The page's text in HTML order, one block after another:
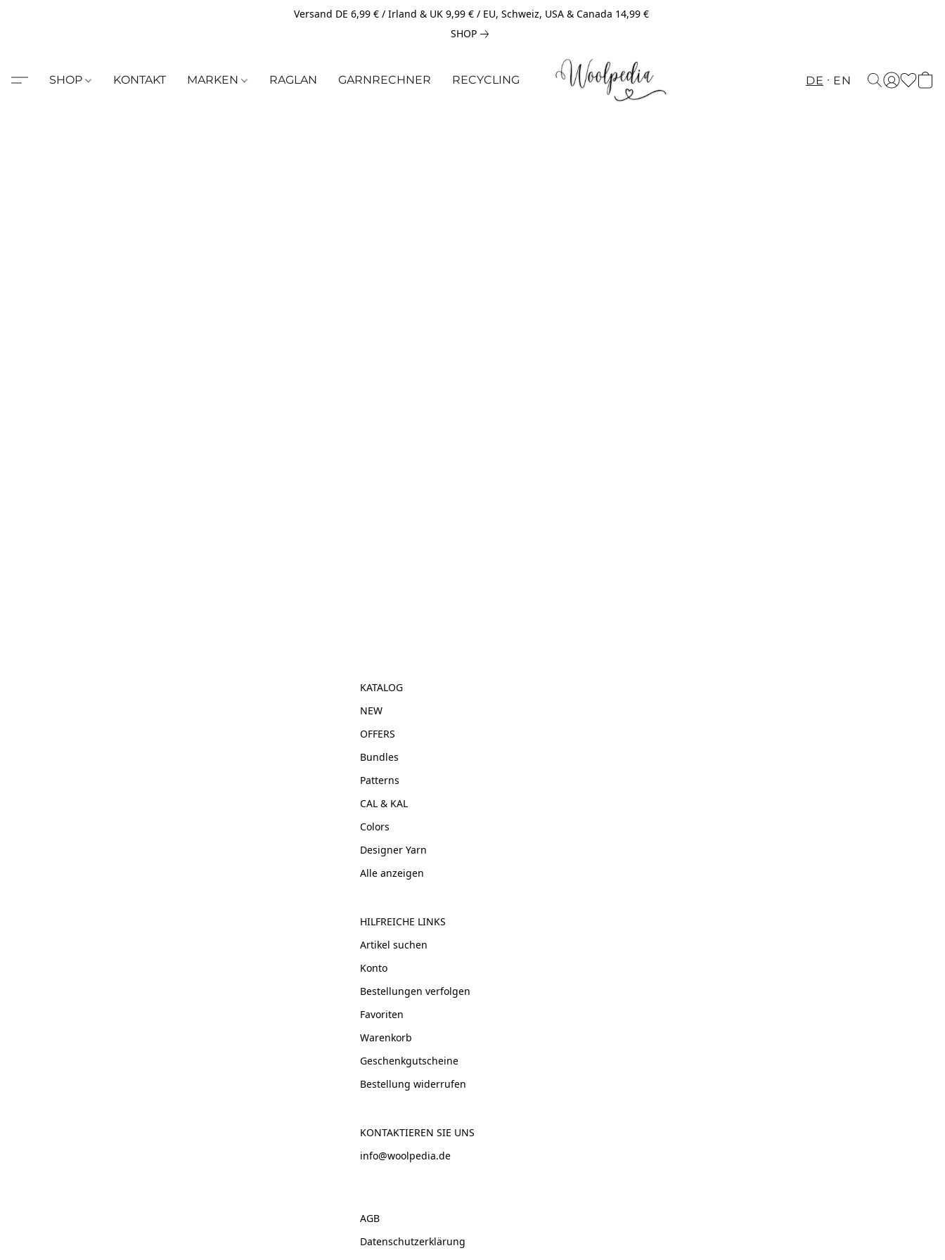
Versand DE 6,99 € / Irland & UK 9,99 € / EU, Schweiz, USA & Canada 14,99 €
SHOP
SHOP KONTAKT MARKEN RAGLAN GARNRECHNER RECYCLING DE EN
KATALOG
NEW
OFFERS
Bundles
Patterns
CAL & KAL
Colors
Designer Yarn
Alle anzeigen
HILFREICHE LINKS
Artikel suchen
Konto
Bestellungen verfolgen
Favoriten
Warenkorb
Geschenkgutscheine
Bestellung widerrufen
KONTAKTIEREN SIE UNS
info@woolpedia.de
AGB
Datenschutzerklärung